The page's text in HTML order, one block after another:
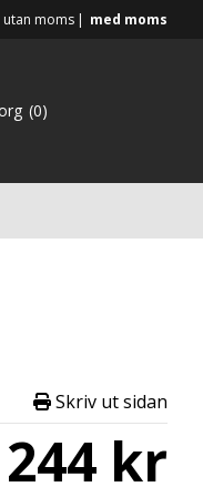
utan moms med moms
0
Skriv ut sidan
kr